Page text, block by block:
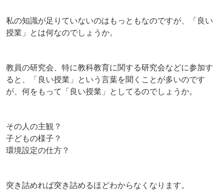
私の知識が足りていないのはもっともなのですが、「良い
授業」とは何なのでしょうか。
教員の研究会、特に教科教育に関する研究会などに参加す
ると、「良い授業」という言葉を聞くことが多いのです
が、何をもって「良い授業」としてるのでしょうか。
その人の主観？
子どもの様子？
環境設定の仕方？
突き詰めれば突き詰めるほどわからなくなります。